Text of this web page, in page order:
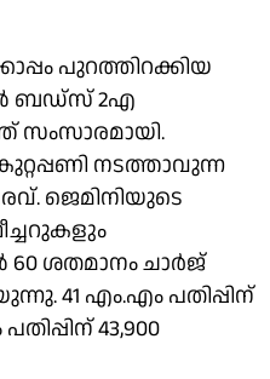
പുറത്തിറക്കിയ
ബഡ്‌സ് 2എ
സംസാരമായി.
നടത്താവുന്ന
ജെമിനിയുടെ
60 ശതമാനം ചാര്‍ജ്
41 എം.എം പതിപ്പിന്
43,900